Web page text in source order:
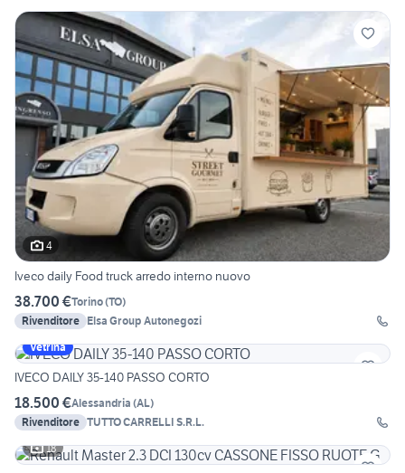
4
Iveco daily Food truck arredo interno nuovo
38.700 €Torino(TO)
Rivenditore Elsa Group Autonegozi
Vetrina
IVECO DAILY 35-140 PASSO CORTO
18.500 €Alessandria (AL)
Rivenditore TUTTO CARRELLI S.R.L.
18